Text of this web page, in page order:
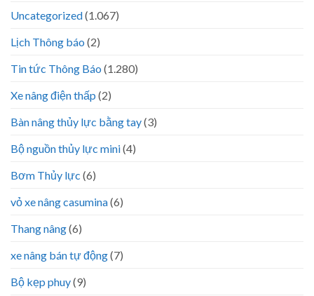
Uncategorized(1.067)
Lịch Thông báo (2)
Tin tức Thông Báo (1.280)
Xe nâng điện thấp (2)
Bàn nâng thủy lực bằng tay(3)
Bộ nguồn thủy lực mini(4)
Bơm Thủy lực (6)
vỏ xe nâng casumina(6)
Thang nâng(6)
xe nâng bán tự động(7)
Bộ kẹp phuy(9)